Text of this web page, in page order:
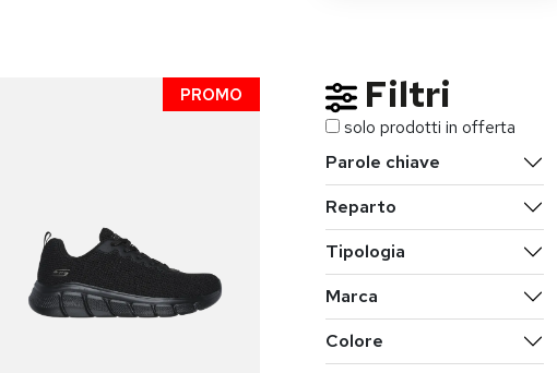
PROMO Filtri
solo prodotti in offerta
Parole chiave
Reparto
Tipologia
Marca
Colore